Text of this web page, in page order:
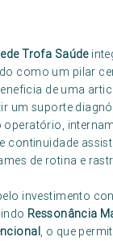
Trofa Saúde
como um pilar
de uma
um suporte
continuidade
de rotina e
investimento
Ressonância
, o que